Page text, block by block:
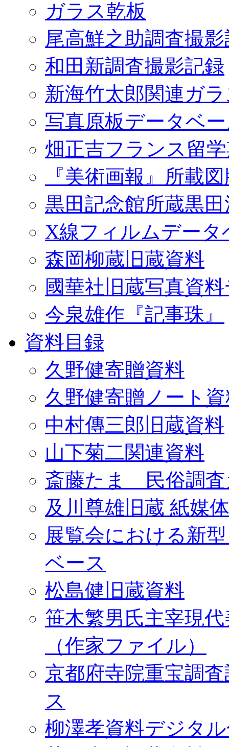
ガラス乾板
尾高鮮之助調査撮
和田新調査撮影記録
新海竹太郎関連ガ
写真原板データベ
畑正吉フランス留
『美術画報』所載
黒田記念館所蔵黒
X線フィルムデータ
森岡柳蔵旧蔵資料
國華社旧蔵写真資
今泉雄作『記事珠』
資料目録
久野健寄贈資料
久野健寄贈ノート
中村傳三郎旧蔵資料
山下菊二関連資料
斎藤たま 民俗調査
及川尊雄旧蔵 紙媒
展覧会における新
ベース
松島健旧蔵資料
笹木繁男氏主宰現
（作家ファイル）
京都府寺院重宝調
ス
柳澤孝資料デジタ